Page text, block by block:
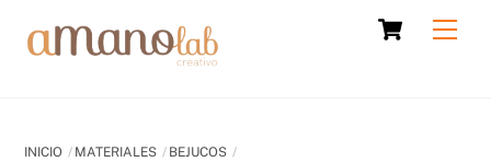
Cart
INICIO MATERIALES BEJUCOS